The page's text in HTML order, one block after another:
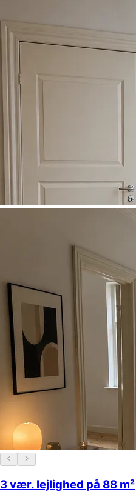
3 vær. lejlighed på 88 m²